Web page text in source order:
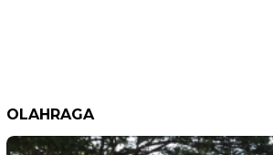
OLAHRAGA